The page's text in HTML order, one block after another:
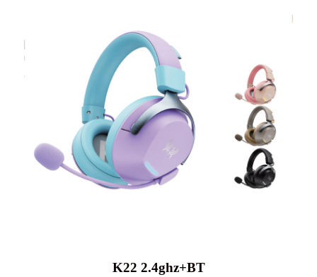
K22 2.4ghz+BT